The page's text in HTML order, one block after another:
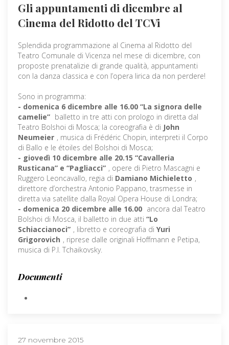
Gli appuntamenti di dicembre al
Cinema del Ridotto del TCVi
Splendida programmazione al Cinema al Ridotto del
Teatro Comunale di Vicenza nel mese di dicembre, con
proposte prenatalizie di grande qualità, appuntamenti
con la danza classica e con l’opera lirica da non perdere!
Sono in programma:
- domenica 6 dicembre alle 16.00 “La signora delle
camelie” balletto in tre atti con prologo in diretta dal
Teatro Bolshoi di Mosca; la coreografia è di John
Neumeier , musica di Frédéric Chopin, interpreti il Corpo
di Ballo e le étoiles del Bolshoi di Mosca;
- giovedì 10 dicembre alle 20.15 “Cavalleria
Rusticana” e “Pagliacci” , opere di Pietro Mascagni e
Ruggero Leoncavallo, regia di Damiano Michieletto ,
direttore d’orchestra Antonio Pappano, trasmesse in
diretta via satellite dalla Royal Opera House di Londra;
- domenica 20 dicembre alle 16.00 ancora dal Teatro
Bolshoi di Mosca, il balletto in due atti “Lo
Schiaccianoci” , libretto e coreografia di Yuri
Grigorovich , riprese dalle originali Hoffmann e Petipa,
musica di P.I. Tchaikovsky.
Documenti
27 novembre 2015